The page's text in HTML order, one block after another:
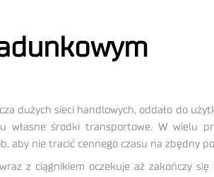
dużych sieci handlowych, oddało do
środki transportowe. W wielu
aby nie tracić cennego czasu na zbędny
z ciągnikiem oczekuje aż zakończy